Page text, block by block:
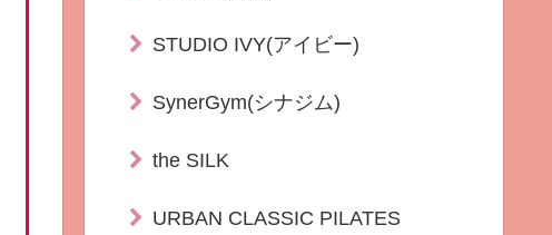
STUDIO IVY(アイビー)
SynerGym(シナジム)
the SILK
URBAN CLASSIC PILATES